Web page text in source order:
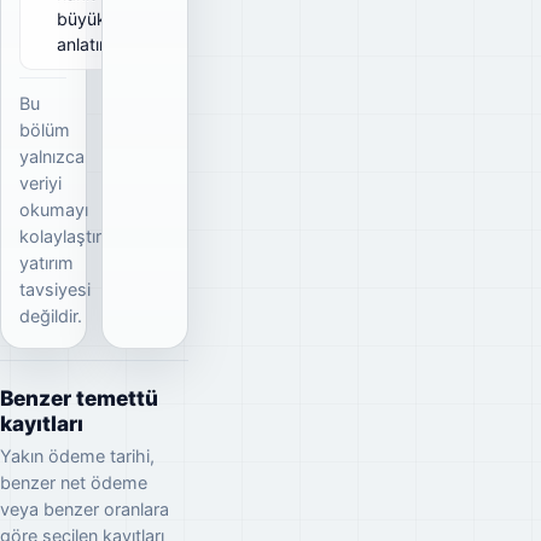
büyüklüğünü
anlatır.
Bu
bölüm
yalnızca
veriyi
okumayı
kolaylaştırır;
yatırım
tavsiyesi
değildir.
Benzer temettü
kayıtları
Yakın ödeme tarihi,
benzer net ödeme
veya benzer oranlara
göre seçilen kayıtları